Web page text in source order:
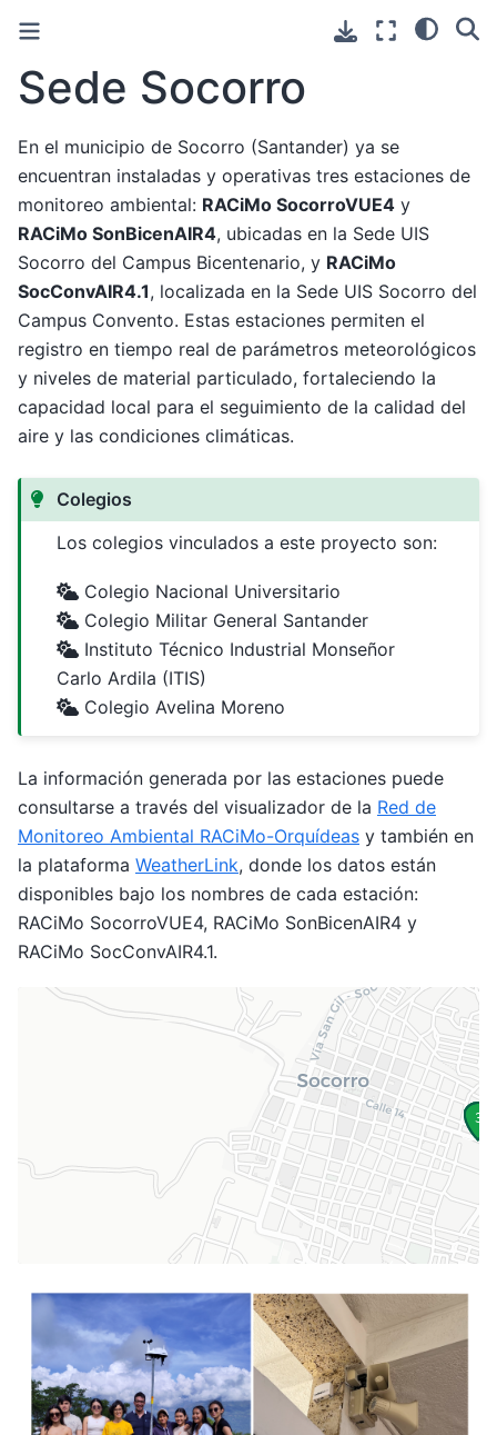
Sede Socorro
En el municipio de Socorro (Santander) ya se
encuentran instaladas y operativas tres estaciones de
monitoreo ambiental: RACiMo SocorroVUE4 y
RACiMo SonBicenAIR4, ubicadas en la Sede UIS
Socorro del Campus Bicentenario, y RACiMo
SocConvAIR4.1, localizada en la Sede UIS Socorro del
Campus Convento. Estas estaciones permiten el
registro en tiempo real de parámetros meteorológicos
y niveles de material particulado, fortaleciendo la
capacidad local para el seguimiento de la calidad del
aire y las condiciones climáticas.
Colegios
Los colegios vinculados a este proyecto son:
Colegio Nacional Universitario
Colegio Militar General Santander
Instituto Técnico Industrial Monseñor
Carlo Ardila (ITIS)
Colegio Avelina Moreno
La información generada por las estaciones puede
consultarse a través del visualizador de la Red de
Monitoreo Ambiental RACiMo-Orquídeas y también en
la plataforma WeatherLink, donde los datos están
disponibles bajo los nombres de cada estación:
RACiMo SocorroVUE4, RACiMo SonBicenAIR4 y
RACiMo SocConvAIR4.1.
Make this Notebook Trusted to load map: File -> Trust